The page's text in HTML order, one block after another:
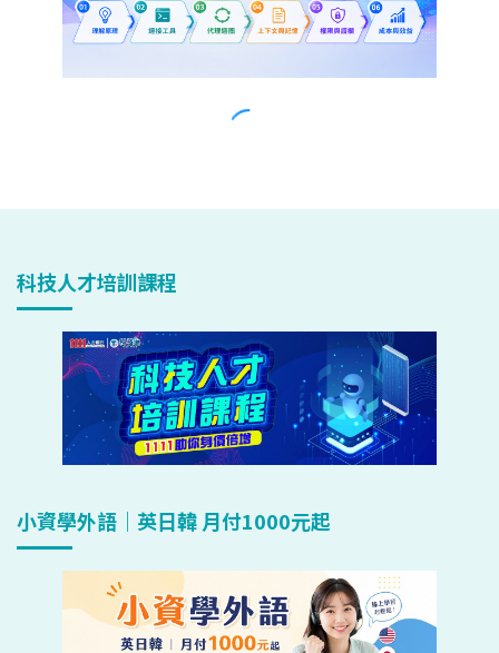
科技人才培訓課程
小資學外語｜英日韓 月付1000元起